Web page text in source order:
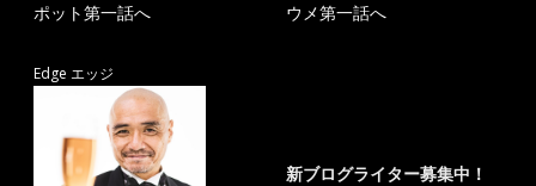
ポット第一話へ ウメ第一話へ
Edge エッジ
新ブログライター募集中！